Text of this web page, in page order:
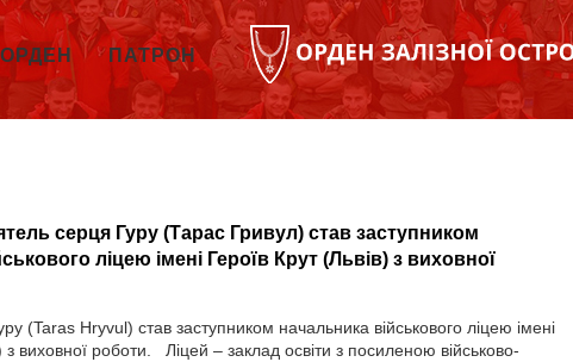
ОРДЕН ПАТРОН
серця Гуру (Тарас Гривул) став заступником
ліцею імені Героїв Крут (Львів) з виховної
(Taras Hryvul) став заступником начальника військового ліцею імені
з виховної роботи. Ліцей – заклад освіти з посиленою військово-